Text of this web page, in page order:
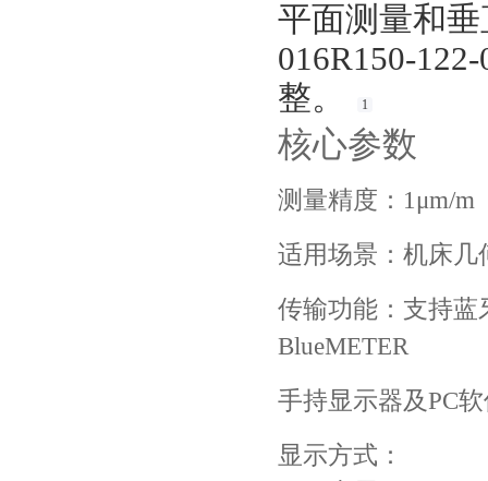
平面测量和
016R150-
整。 ‌
1
核心参数
测量精度：1μm/m
适用场景：机床几
传输功能：支持蓝
BlueMETER
手持显示器及PC
显示方式：